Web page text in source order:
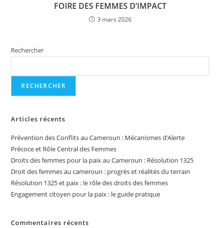
FOIRE DES FEMMES D’IMPACT
3 mars 2026
Rechercher
RECHERCHER
Articles récents
Prévention des Conflits au Cameroun : Mécanismes d’Alerte
Précoce et Rôle Central des Femmes
Droits des femmes pour la paix au Cameroun : Résolution 1325
Droit des femmes au cameroun : progrès et réalités du terrain
Résolution 1325 et paix : le rôle des droits des femmes
Engagement citoyen pour la paix : le guide pratique
Commentaires récents